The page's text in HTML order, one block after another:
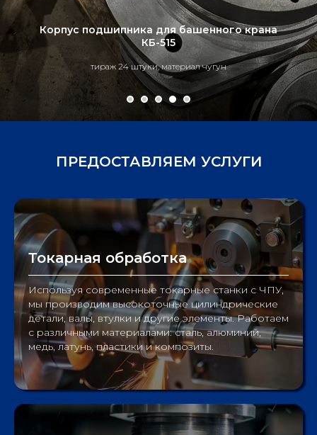
Корпус подшипника для башенного крана
КБ-515
тираж 24 штуки, материал чугун
ПРЕДОСТАВЛЯЕМ УСЛУГИ
Токарная обработка
Используя современные токарные станки с ЧПУ,
мы производим высокоточные цилиндрические
детали, валы, втулки и другие элементы. Работаем
с различными материалами: сталь, алюминий,
медь, латунь, пластики и композиты.